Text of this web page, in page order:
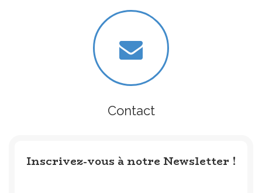
Contact
Inscrivez-vous à notre Newsletter !